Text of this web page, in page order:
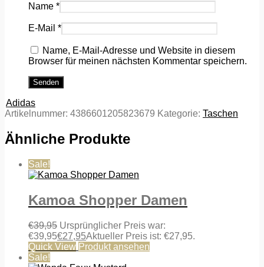
Name *
E-Mail *
Name, E-Mail-Adresse und Website in diesem
Browser für meinen nächsten Kommentar speichern.
Adidas
Artikelnummer: 4386601205823679 Kategorie: Taschen
Ähnliche Produkte
Sale!
Kamoa Shopper Damen
€39,95 Ursprünglicher Preis war:
€39,95€27,95Aktueller Preis ist: €27,95.
Quick View Produkt ansehen
Sale!